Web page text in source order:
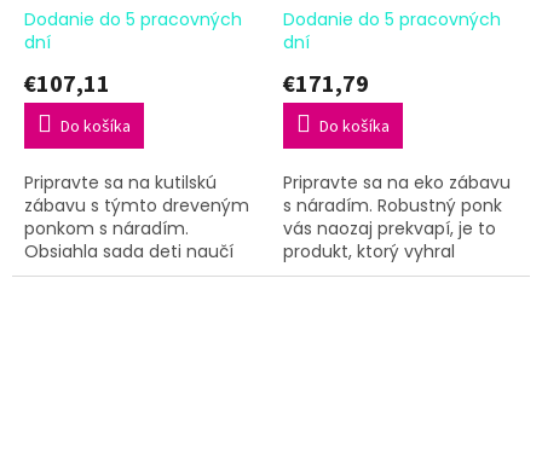
O
Dodanie do 5 pracovných
dní
€107,11
Do košíka
Pripravte sa na kutilskú
zábavu s týmto dreveným
ponkom s náradím.
Obsiahla sada deti naučí
veľa o práci v dielni a
O
Dodanie do 5 pracovných
dní
€171,79
Do košíka
Pripravte sa na eko zábavu
s náradím. Robustný ponk
vás naozaj prekvapí, je to
produkt, ktorý vyhral
mnoho ocenení. Rozmery: